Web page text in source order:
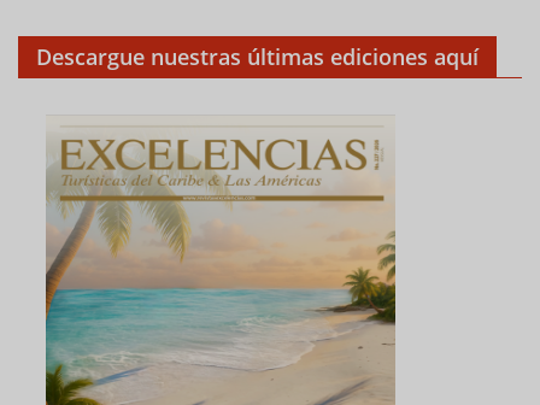
Descargue nuestras últimas ediciones aquí